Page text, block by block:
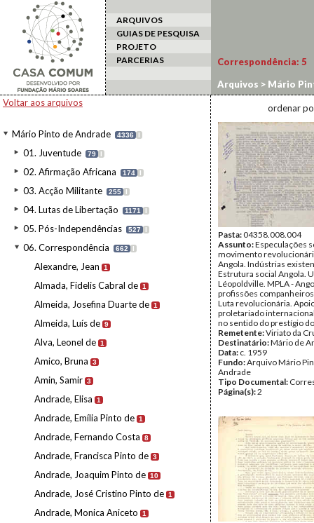
ARQUIVOS
GUIAS DE PESQUISA
PROJETO
PARCERIAS
Voltar aos arquivos
Mário Pinto de Andrade 4336 I
01. Juventude 79 I
02. Afirmação Africana 174 I
03. Acção Militante 255 I
04. Lutas de Libertação 1171 I
05. Pós-Independências 527 I
06. Correspondência 662 I
Alexandre, Jean 1
Almada, Fidelis Cabral de 1
Almeida, Josefina Duarte de 1
Almeida, Luís de 9
Alva, Leonel de 1
Amico, Bruna 3
Amin, Samir 3
Andrade, Elisa 1
Andrade, Emília Pinto de 1
Andrade, Fernando Costa 8
Andrade, Francisca Pinto de 3
Andrade, Joaquim Pinto de 10
Andrade, José Cristino Pinto de 1
Andrade, Monica Aniceto 1
Correspondência: 5
Arquivos > Mário
ordenar
Pasta:04358.008.004
Assunto:Especulações
movimento
Angola. Indústrias
Estrutura social Angola.
Léopoldville. MPLA -
profissões
Luta revolucionária.
proletariado
no sentido do prestígio
Remetente:Viriato da
Destinatário:Mário de
Data: c. 1959
Fundo:Arquivo Mário
Andrade
Tipo Documental:
Página(s):2